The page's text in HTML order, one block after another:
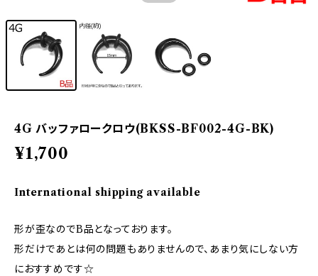
4G バッファロークロウ(BKSS-BF002-4G-BK)
¥1,700
International shipping available
形が歪なのでB品となっております。
形だけであとは何の問題もありませんので、あまり気にしない方
におすすめです☆